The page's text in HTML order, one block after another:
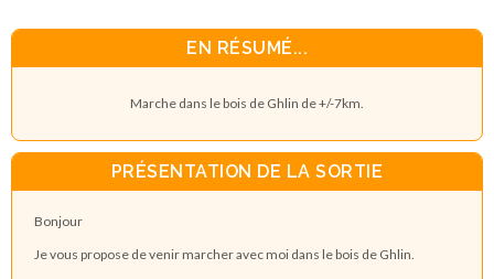
EN RÉSUMÉ...
Marche dans le bois de Ghlin de +/-7km.
PRÉSENTATION DE LA SORTIE
Bonjour
Je vous propose de venir marcher avec moi dans le bois de Ghlin.